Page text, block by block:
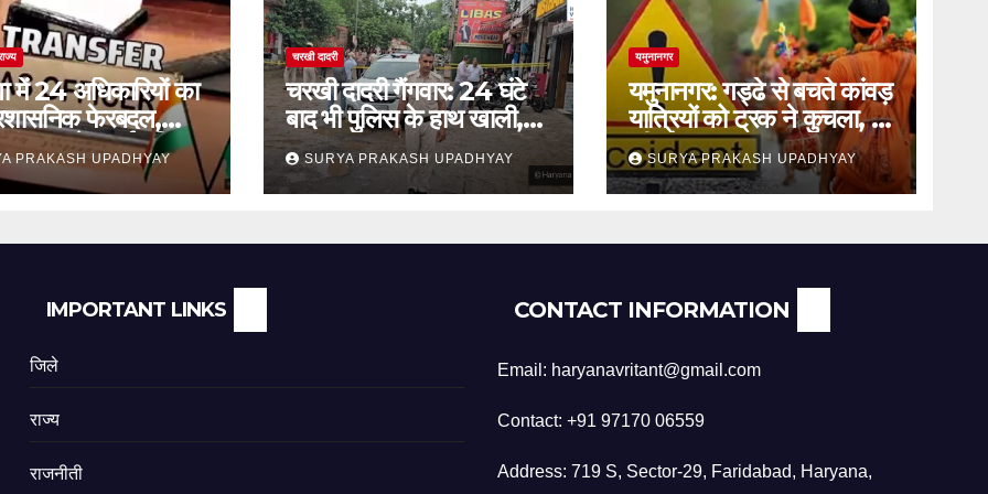
में 24 अधिकारियों का
फेरबदल,
समेत कई वरिष्ठ
PRAKASH UPADHYAY
चरखी दादरी
चरखी दादरी गैंगवार: 24 घंटे
बाद भी पुलिस के हाथ खाली,
सुरक्षा व्यवस्था पर सवाल
SURYA PRAKASH UPADHYAY
यमुनानगर
यमुनानगर: गड्ढे से बचते कांवड़
यात्रियों को ट्रक ने कुचला, दो
की मौत
SURYA PRAKASH UPADHYAY
IMPORTANT LINKS
जिले
राज्य
राजनीती
CONTACT INFORMATION
Email: haryanavritant@gmail.com
Contact: +91 97170 06559
Address: 719 S, Sector-29, Faridabad, Haryana,